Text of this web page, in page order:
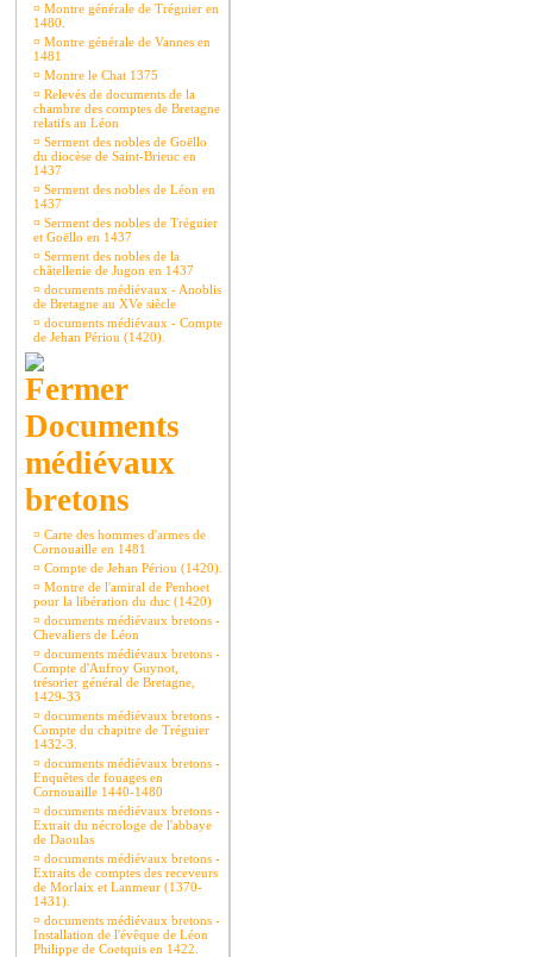
¤ Montre générale de Tréguier en
1480.
¤ Montre générale de Vannes en
1481
¤ Montre le Chat 1375
¤ Relevés de documents de la
chambre des comptes de Bretagne
relatifs au Léon
¤ Serment des nobles de Goëllo
du diocèse de Saint-Brieuc en
1437
¤ Serment des nobles de Léon en
1437
¤ Serment des nobles de Tréguier
et Goëllo en 1437
¤ Serment des nobles de la
châtellenie de Jugon en 1437
¤ documents médiévaux - Anoblis
de Bretagne au XVe siècle
¤ documents médiévaux - Compte
de Jehan Périou (1420).
Documents
médiévaux
bretons
¤ Carte des hommes d'armes de
Cornouaille en 1481
¤ Compte de Jehan Périou (1420).
¤ Montre de l'amiral de Penhoet
pour la libération du duc (1420)
¤ documents médiévaux bretons -
Chevaliers de Léon
¤ documents médiévaux bretons -
Compte d'Aufroy Guynot,
trésorier général de Bretagne,
1429-33
¤ documents médiévaux bretons -
Compte du chapitre de Tréguier
1432-3.
¤ documents médiévaux bretons -
Enquêtes de fouages en
Cornouaille 1440-1480
¤ documents médiévaux bretons -
Extrait du nécrologe de l'abbaye
de Daoulas
¤ documents médiévaux bretons -
Extraits de comptes des receveurs
de Morlaix et Lanmeur (1370-
1431).
¤ documents médiévaux bretons -
Installation de l'évêque de Léon
Philippe de Coetquis en 1422.